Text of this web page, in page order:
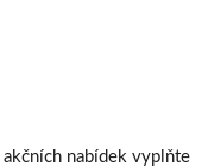
akčních nabídek vyplňte